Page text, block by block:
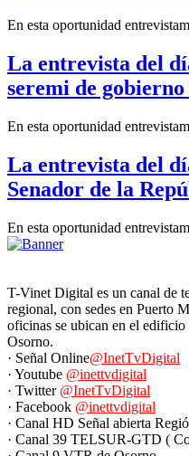
En esta oportunidad
La entrevista del
seremi de
En esta oportunidad
La entrevista del
Senador de la
En esta oportunidad
T-Vinet Digital es un canal de
regional, con sedes en Puerto
oficinas se ubican en el
Osorno.
· Señal Online@InetTvDigital
· Youtube @inettvdigital
· Twitter @InetTvDigital
· Facebook @inettvdigital
· Canal HD Señal abierta
· Canal 39 TELSUR-GTD (